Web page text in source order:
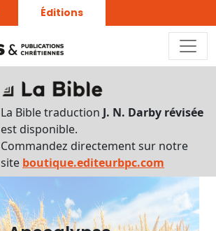
Éditions
La Bible traduction J. N. Darby révisée
est disponible.
Commandez directement sur notre
site boutique.editeurbpc.com